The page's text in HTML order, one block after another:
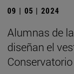
09 | 05 | 2024
Alumnas de
diseñan el